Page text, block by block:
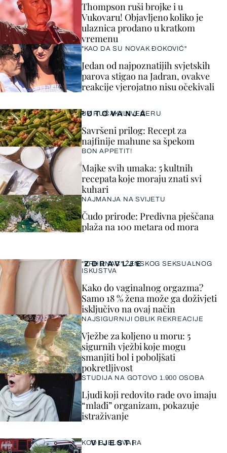
VIJESTI
KOD BJELOVARA
Thompson ruši brojke i u
Vukovaru! Objavljeno koliko je
ulaznica prodano u kratkom
vremenu
"KAO DA SU NOVAK ĐOKOVIĆ"
Jedan od najpoznatijih svjetskih
parova stigao na Jadran, ovakve
reakcije vjerojatno nisu očekivali
ZDRAVLJE
"VRHUNAC" ŽENSKOG SEKSUALNOG
ISKUSTVA
Kako do vaginalnog orgazma?
Samo 18 % žena može ga doživjeti
isključivo na ovaj način
NAJSIGURNIJI OBLIK REKREACIJE
Vježbe za koljeno u moru: 5
sigurnih vježbi koje mogu
smanjiti bol i poboljšati
pokretljivost
STUDIJA NA GOTOVO 1.900 OSOBA
Ljudi koji redovito rade ovo imaju
“mlađi” organizam, pokazuje
istraživanje
PUTOVANJA
UZ RUČAK ILI VEČERU
Savršeni prilog: Recept za
najfinije mahune sa špekom
BON APPETIT!
Majke svih umaka: 5 kultnih
recepata koje moraju znati svi
kuhari
NAJMANJA NA SVIJETU
Čudo prirode: Predivna pješčana
plaža na 100 metara od mora